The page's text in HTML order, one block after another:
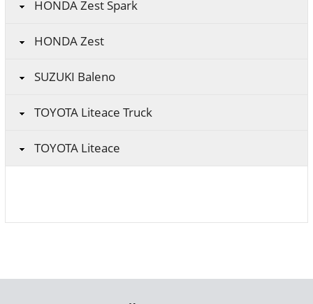
HONDA Zest Spark
HONDA Zest
SUZUKI Baleno
TOYOTA Liteace Truck
TOYOTA Liteace